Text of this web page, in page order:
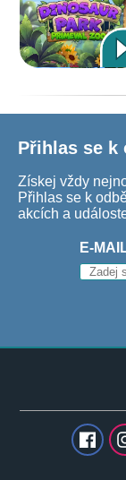
Přihlas se k
Získej vždy
Přihlas se k
akcích a
E-